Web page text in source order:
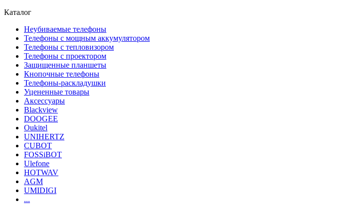
Каталог
Неубиваемые телефоны
Телефоны с мощным аккумулятором
Телефоны с тепловизором
Телефоны с проектором
Защищенные планшеты
Кнопочные телефоны
Телефоны-раскладушки
Уцененные товары
Аксессуары
Blackview
DOOGEE
Oukitel
UNIHERTZ
CUBOT
FOSSiBOT
Ulefone
HOTWAV
AGM
UMIDIGI
...